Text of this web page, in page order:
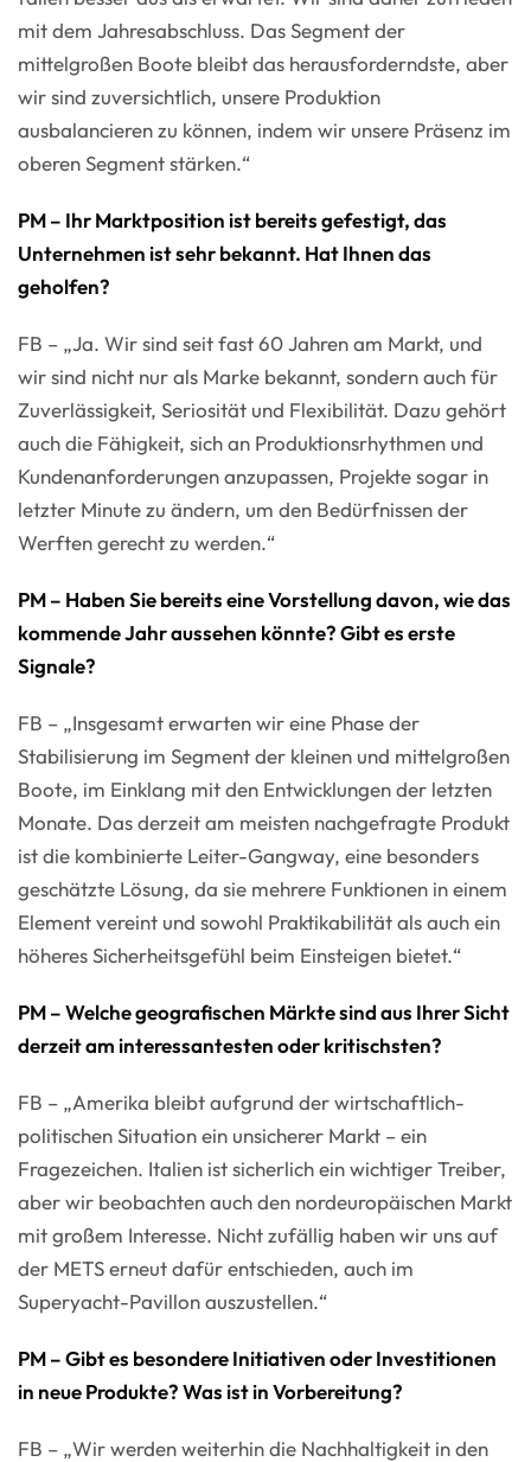
mit dem Jahresabschluss. Das Segment der
mittelgroßen Boote bleibt das herausforderndste, aber
wir sind zuversichtlich, unsere Produktion
ausbalancieren zu können, indem wir unsere Präsenz im
oberen Segment stärken.“
PM – Ihr Marktposition ist bereits gefestigt, das
Unternehmen ist sehr bekannt. Hat Ihnen das
geholfen?
FB – „Ja. Wir sind seit fast 60 Jahren am Markt, und
wir sind nicht nur als Marke bekannt, sondern auch für
Zuverlässigkeit, Seriosität und Flexibilität. Dazu gehört
auch die Fähigkeit, sich an Produktionsrhythmen und
Kundenanforderungen anzupassen, Projekte sogar in
letzter Minute zu ändern, um den Bedürfnissen der
Werften gerecht zu werden.“
PM – Haben Sie bereits eine Vorstellung davon, wie das
kommende Jahr aussehen könnte? Gibt es erste
Signale?
FB – „Insgesamt erwarten wir eine Phase der
Stabilisierung im Segment der kleinen und mittelgroßen
Boote, im Einklang mit den Entwicklungen der letzten
Monate. Das derzeit am meisten nachgefragte Produkt
ist die kombinierte Leiter-Gangway, eine besonders
geschätzte Lösung, da sie mehrere Funktionen in einem
Element vereint und sowohl Praktikabilität als auch ein
höheres Sicherheitsgefühl beim Einsteigen bietet.“
PM – Welche geografischen Märkte sind aus Ihrer Sicht
derzeit am interessantesten oder kritischsten?
FB – „Amerika bleibt aufgrund der wirtschaftlich-
politischen Situation ein unsicherer Markt – ein
Fragezeichen. Italien ist sicherlich ein wichtiger Treiber,
aber wir beobachten auch den nordeuropäischen Markt
mit großem Interesse. Nicht zufällig haben wir uns auf
der METS erneut dafür entschieden, auch im
Superyacht-Pavillon auszustellen.“
PM – Gibt es besondere Initiativen oder Investitionen
in neue Produkte? Was ist in Vorbereitung?
FB – „Wir werden weiterhin die Nachhaltigkeit in den